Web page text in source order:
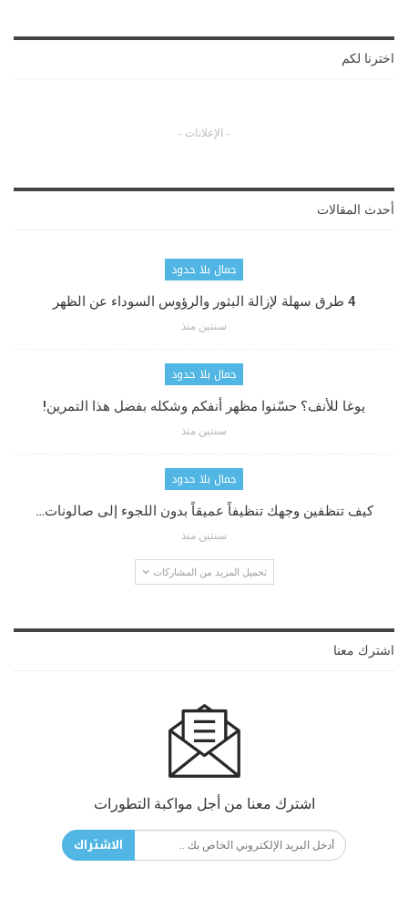
اخترنا لكم
- الإعلانات -
أحدث المقالات
جمال بلا حدود
4 طرق سهلة لإزالة البثور والرؤوس السوداء عن الظهر
سنتين منذ
جمال بلا حدود
يوغا للأنف؟ حسّنوا مظهر أنفكم وشكله بفضل هذا التمرين!
سنتين منذ
جمال بلا حدود
كيف تنظفين وجهك تنظيفاً عميقاً بدون اللجوء إلى صالونات…
سنتين منذ
تحميل المزيد من المشاركات
اشترك معنا
اشترك معنا من أجل مواكبة التطورات
الاشتراك